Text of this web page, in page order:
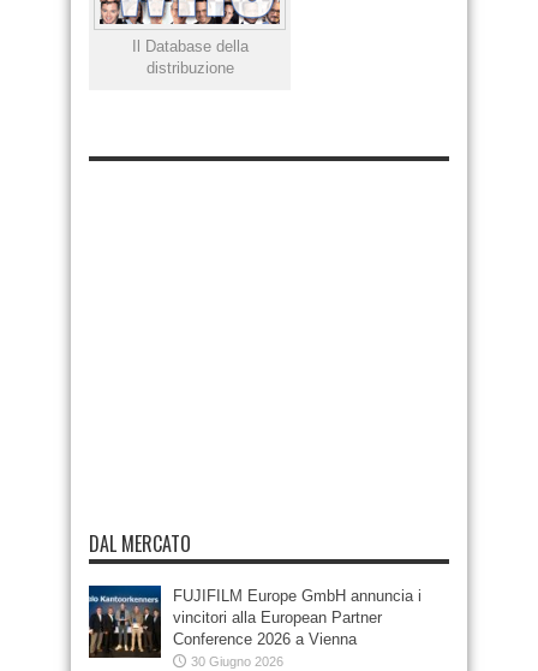
Il Database della
distribuzione
DAL MERCATO
FUJIFILM Europe GmbH annuncia i
vincitori alla European Partner
Conference 2026 a Vienna
30 Giugno 2026